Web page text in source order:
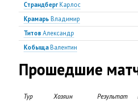
СтрандбергКарлос
Крамарь Владимир
Титов Александр
КобыщаВалентин
Прошедшие
Тур Хозяин Результат